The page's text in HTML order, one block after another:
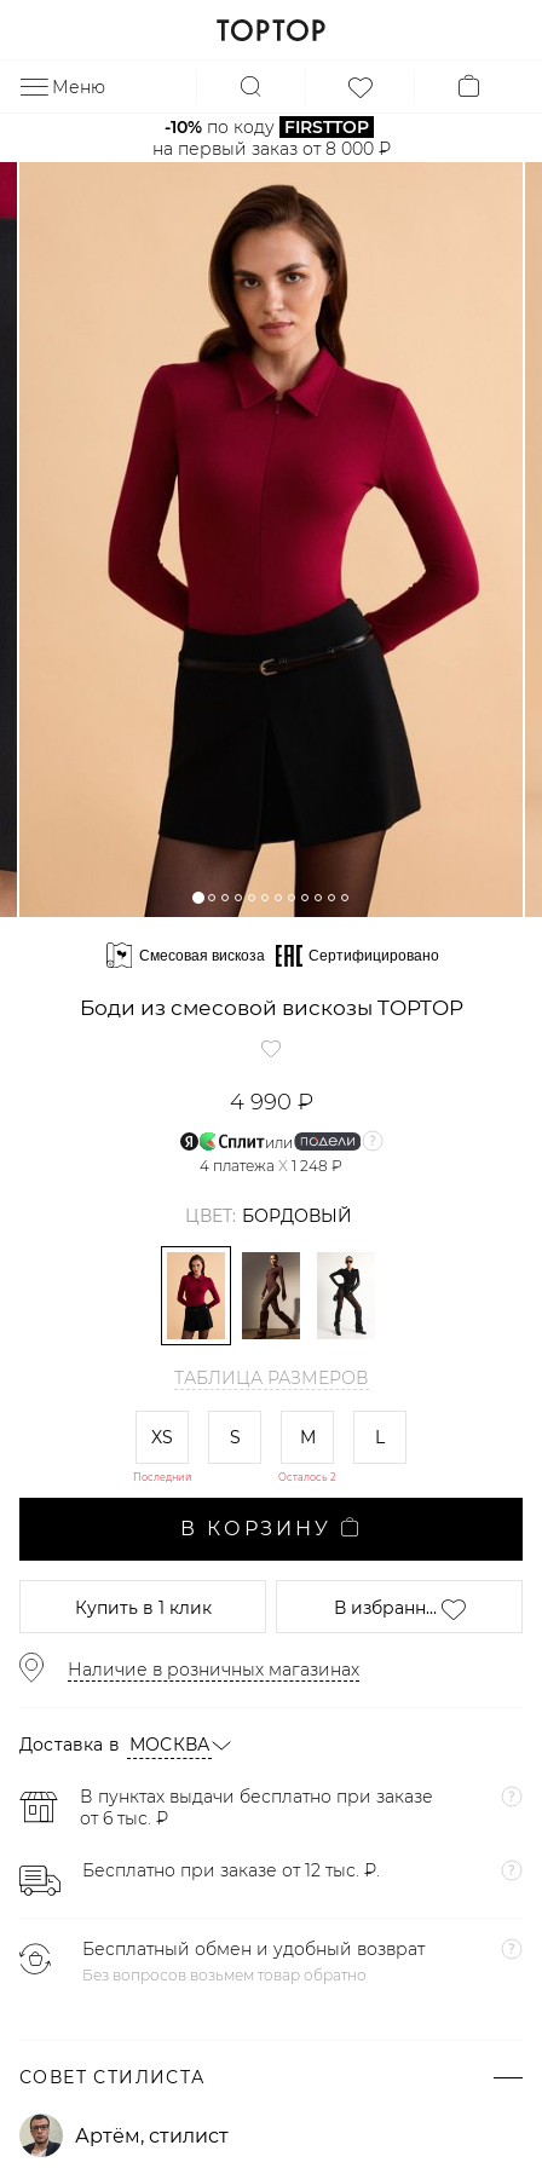
Меню
-10% по коду FIRSTTOP
на первый заказ от 8 000 ₽
Смесовая вискоза Сертифицировано
Боди из смесовой вискозы TOPTOP
4 990 ₽
или
4 платежа X 1 248 ₽
ЦВЕТ: БОРДОВЫЙ
ТАБЛИЦА РАЗМЕРОВ
XS
Последний
S M
Осталось 2
L
В КОРЗИНУ
Купитьв 1 клик В избранн...
Наличие в розничных магазинах
Доставка в МОСКВА
В пунктах выдачи бесплатно при заказе
от 6 тыс. ₽
Бесплатно при заказе от 12 тыс. ₽.
Бесплатный обмен и удобный возврат
Без вопросов возьмем товар обратно
СОВЕТ СТИЛИСТА
Артём, стилист